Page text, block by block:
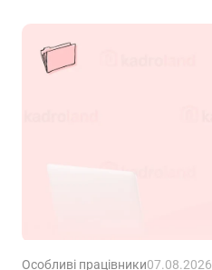
Особливі працівники07.08.2026